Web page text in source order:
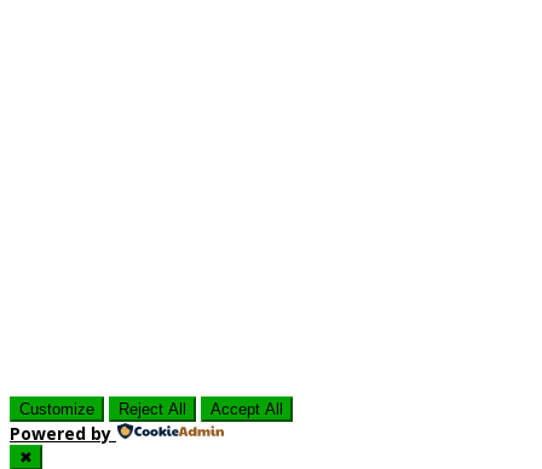
Customize Reject All Accept All
Powered by
✖